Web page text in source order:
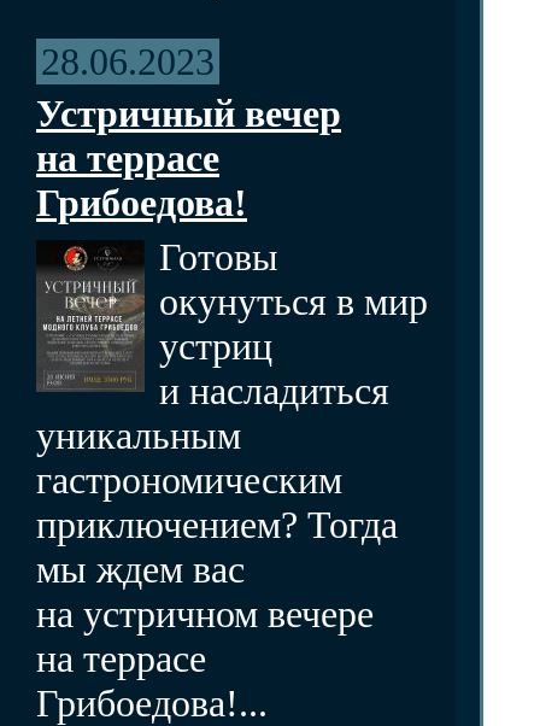
28.06.2023
Устричный вечер
на террасе
Грибоедова!
Готовы
окунуться в мир
устриц
и насладиться
уникальным
гастрономическим
приключением? Тогда
мы ждем вас
на устричном вечере
на террасе
Грибоедова!...